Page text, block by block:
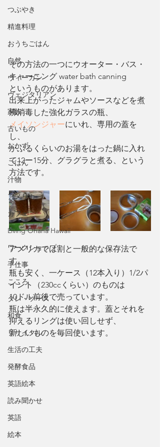
つぶやき
精進料理
おうちごはん
自然
ヴィーガン
ヴェジタリアン
家族
古いもの
おかず
ごはん
汁物
アメリカ
カフェ
Living Ohana Hawaii
ワークショップ
手仕事
こころ
タレ・ソース
和食
リサイクル
生活の工夫
発酵食品
英語絵本
読み聞かせ
英語
絵本
その方法の一つにウオーター・バス・
キャーニング water bath canning
というものがあります。
出来上がったジャムやソースなどを煮
沸消毒した強化ガラスの瓶、
メイソンジャーにいれ、専用の蓋を
し、
かぶるくらいのお湯をはった鍋に入れ
て12ー15分、グラグラと煮る、という
方法です。
アメリカでは割と一般的な保存法で
す。
瓶も安く、一ケース（12本入り）1/2パ
イント（230ccくらい）のものは
10ドル前後で売っています。
瓶は半永久的に使えます。蓋とそれを
抑えるリングは使い回しせず、
新しいものを毎回使います。